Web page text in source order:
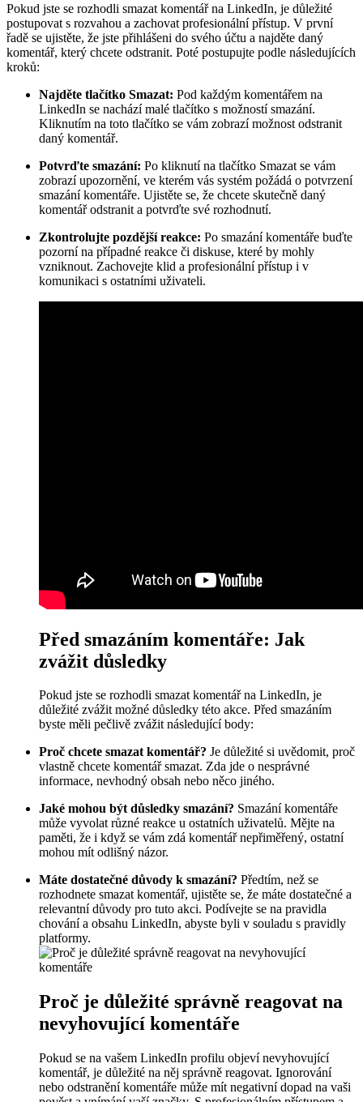
Pokud jste se rozhodli smazat komentář na LinkedIn, je důležité
postupovat s rozvahou a zachovat profesionální přístup. V první
řadě se ujistěte, že jste přihlášeni do svého účtu a najděte daný
komentář, který chcete odstranit. Poté postupujte podle následujících
kroků:
Najděte tlačítko Smazat: Pod každým komentářem na
LinkedIn se nachází malé tlačítko s možností smazání.
Kliknutím na toto tlačítko se vám zobrazí možnost odstranit
daný komentář.
Potvrďte smazání: Po kliknutí na tlačítko Smazat se vám
zobrazí upozornění, ve kterém vás systém požádá o potvrzení
smazání komentáře. Ujistěte se, že chcete skutečně daný
komentář odstranit a potvrďte své rozhodnutí.
Zkontrolujte pozdější reakce: Po smazání komentáře buďte
pozorní na případné reakce či diskuse, které by mohly
vzniknout. Zachovejte klid a profesionální přístup i v
komunikaci s ostatními uživateli.
Před smazáním komentáře: Jak
zvážit důsledky
Pokud jste se rozhodli smazat komentář na LinkedIn, je
důležité zvážit možné důsledky této akce. Před smazáním
byste měli pečlivě zvážit následující body:
Proč chcete smazat komentář? Je důležité si uvědomit, proč
vlastně chcete komentář smazat. Zda jde o nesprávné
informace, nevhodný obsah nebo něco jiného.
Jaké mohou být důsledky smazání? Smazání komentáře
může vyvolat různé reakce u ostatních uživatelů. Mějte na
paměti, že i když se vám zdá komentář nepřiměřený, ostatní
mohou mít odlišný názor.
Máte dostatečné důvody k smazání? Předtím, než se
rozhodnete smazat komentář, ujistěte se, že máte dostatečné a
relevantní důvody pro tuto akci. Podívejte se na pravidla
chování a obsahu LinkedIn, abyste byli v souladu s pravidly
platformy.
Proč je důležité správně reagovat na
nevyhovující komentáře
Pokud se na vašem LinkedIn profilu objeví nevyhovující
komentář, je důležité na něj správně reagovat. Ignorování
nebo odstranění komentáře může mít negativní dopad na vaši